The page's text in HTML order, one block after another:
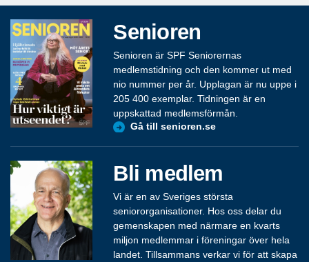
Senioren
Senioren är SPF Seniorernas
medlemstidning och den kommer ut med
nio nummer per år. Upplagan är nu uppe i
205 400 exemplar. Tidningen är en
uppskattad medlemsförmån.
Gå till senioren.se
Bli medlem
Vi är en av Sveriges största
seniororganisationer. Hos oss delar du
gemenskapen med närmare en kvarts
miljon medlemmar i föreningar över hela
landet. Tillsammans verkar vi för att skapa